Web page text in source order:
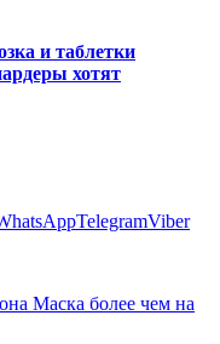
и таблетки
хотят
TelegramViber
Маска более чем на